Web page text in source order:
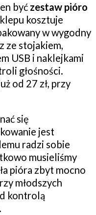
być zestaw pióro
kosztuje
w wygodny
ze stojakiem,
USB i naklejkami
głośności.
od 27 zł, przy
się
jest
radzi sobie
musieliśmy
pióra zbyt mocno
młodszych
kontrolą